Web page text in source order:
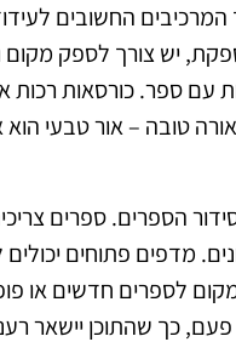
החשובים
יש צורך לספק
עם ספר. כורסאות רכות
טובה – אור טבעי
הספרים. ספרים
מדפים פתוחים יכולים
לספרים חדשים או
כך שהתוכן יישאר רענן